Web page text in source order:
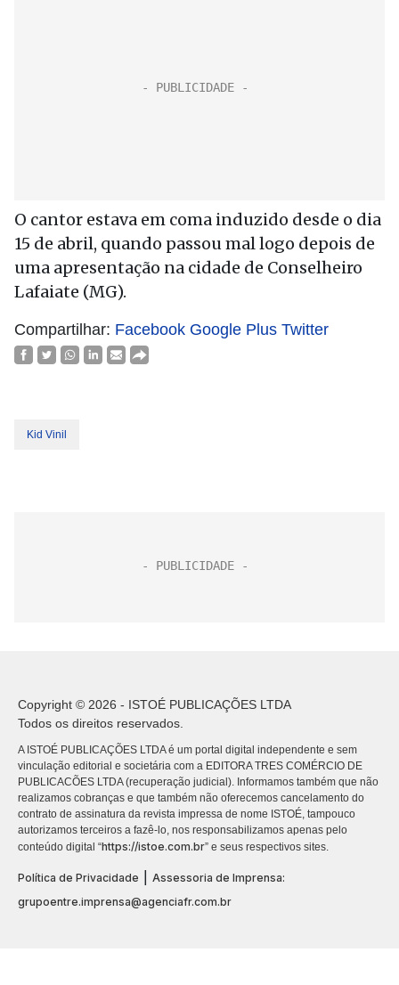
O cantor estava em coma induzido desde o dia
15 de abril, quando passou mal logo depois de
uma apresentação na cidade de Conselheiro
Lafaiate (MG).
Compartilhar: Facebook Google Plus Twitter
Kid Vinil
Copyright © 2026 - ISTOÉ PUBLICAÇÕES LTDA
Todos os direitos reservados.
A ISTOÉ PUBLICAÇÕES LTDA é um portal digital independente e sem
vinculação editorial e societária com a EDITORA TRES COMÉRCIO DE
PUBLICACÕES LTDA (recuperação judicial). Informamos também que não
realizamos cobranças e que também não oferecemos cancelamento do
contrato de assinatura da revista impressa de nome ISTOÉ, tampouco
autorizamos terceiros a fazê-lo, nos responsabilizamos apenas pelo
conteúdo digital “https://istoe.com.br” e seus respectivos sites.
Política de Privacidade
Assessoria de Imprensa:
grupoentre.imprensa@agenciafr.com.br